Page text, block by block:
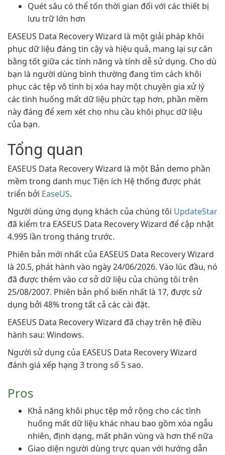
Quét sâu có thể tốn thời gian đối với các thiết bị
lưu trữ lớn hơn
EASEUS Data Recovery Wizard là một giải pháp khôi
phục dữ liệu đáng tin cậy và hiệu quả, mang lại sự cân
bằng tốt giữa các tính năng và tính dễ sử dụng. Cho dù
bạn là người dùng bình thường đang tìm cách khôi
phục các tệp vô tình bị xóa hay một chuyên gia xử lý
các tình huống mất dữ liệu phức tạp hơn, phần mềm
này đáng để xem xét cho nhu cầu khôi phục dữ liệu
của bạn.
Tổng quan
EASEUS Data Recovery Wizard là một Bản demo phần
mềm trong danh mục Tiện ích Hệ thống được phát
triển bởi EaseUS.
Người dùng ứng dụng khách của chúng tôi UpdateStar
đã kiểm tra EASEUS Data Recovery Wizard để cập nhật
4.995 lần trong tháng trước.
Phiên bản mới nhất của EASEUS Data Recovery Wizard
là 20.5, phát hành vào ngày 24/06/2026. Vào lúc đầu, nó
đã được thêm vào cơ sở dữ liệu của chúng tôi trên
25/08/2007. Phiên bản phổ biến nhất là 17, được sử
dụng bởi 48% trong tất cả các cài đặt.
EASEUS Data Recovery Wizard đã chạy trên hệ điều
hành sau: Windows.
Người sử dụng của EASEUS Data Recovery Wizard
đánh giá xếp hạng 3 trong số 5 sao.
Pros
Khả năng khôi phục tệp mở rộng cho các tình
huống mất dữ liệu khác nhau bao gồm xóa ngẫu
nhiên, định dạng, mất phân vùng và hơn thế nữa
Giao diện người dùng trực quan với hướng dẫn